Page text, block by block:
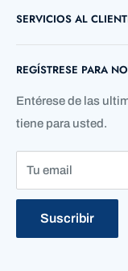
Telefono: +57 5
SERVICIOS AL
Contáctenos
Quienes Somos
REGÍSTRESE PARA
Entérese de las
tiene para usted.
Tu email
Suscribir